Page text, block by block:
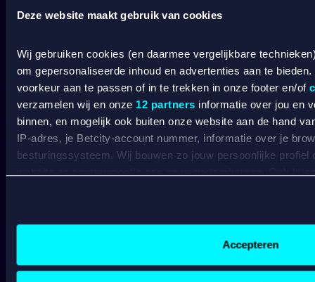
Deze website maakt gebruik van cookies
Wij gebruiken cookies (en daarmee vergelijkbare
om gepersonaliseerde inhoud en advertenties aan te
voorkeur aan te passen of in te trekken in onze footer en/of
verzamelen wij en onze 12 partners informatie over jou en
binnen, en mogelijk ook buiten onze website aan de hand
IP-adres, je Betcity-account nummer, informatie over je
besturingssysteem. Wij bouwen zo jouw persoonlijke profiel
Advertentie- en contentmeting, inzichten in het publiek
Sociale media functionaliteit.
Accepteren
Wedden op voetbal
Wedden op Eredivisie
Wedden op PSV
Wedden op Feyenoord
CASINO
Online casino
Online gokken
Live casino